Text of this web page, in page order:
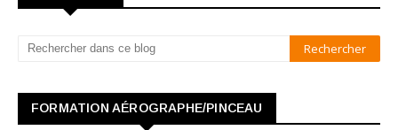
FORMATION AÉROGRAPHE/PINCEAU